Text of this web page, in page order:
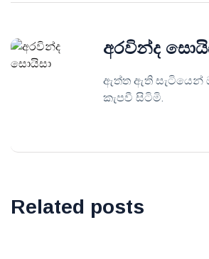
අරවින්ද
ඇත්ත ඇති සැටියෙන්
කැපවී සිටිමි.
Related posts